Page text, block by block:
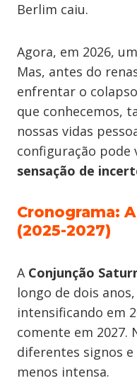
Berlim caiu.
Agora, em 2026,
Mas, antes do
enfrentar o
que conhecemos,
nossas vidas
configuração pode
sensação de
Cronograma:
(2025-2027)
A Conjunção
longo de dois
intensificando em
comente em 2027.
diferentes signos
menos intensa.